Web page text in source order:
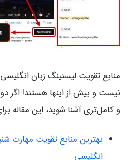
منابع تقویت لیسنینگ زبان
نیست و بیش از اینها هستند! اگر
و کامل‌تری آشنا شوید، این مقاله
بهترین منابع تقویت مهارت
انگلیسی